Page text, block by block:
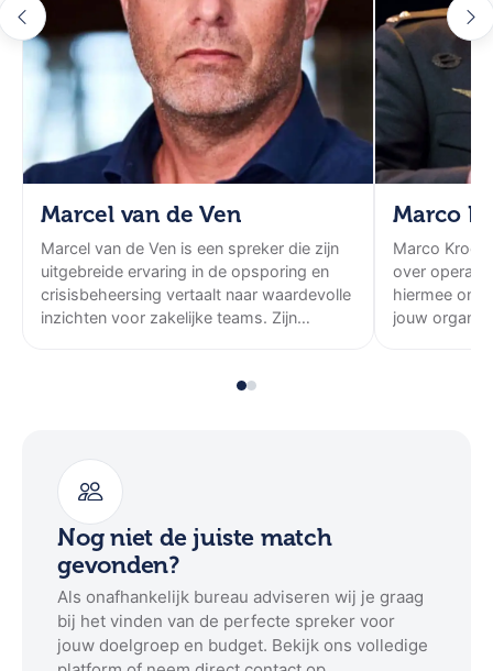
organisatie kunnen versterken.
Marcel van de Ven
Marcel van de Ven is een spreker die zijn
uitgebreide ervaring in de opsporing en
crisisbeheersing vertaalt naar waardevolle
inzichten voor zakelijke teams. Zijn
concrete handvatten voor het verbeteren
Marco
Marco
over
hiermee
jouw
Nog niet de juiste match
gevonden?
Als onafhankelijk bureau adviseren wij je graag
bij het vinden van de perfecte spreker voor
jouw doelgroep en budget. Bekijk ons volledige